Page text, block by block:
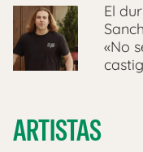
El
«No
ARTISTAS